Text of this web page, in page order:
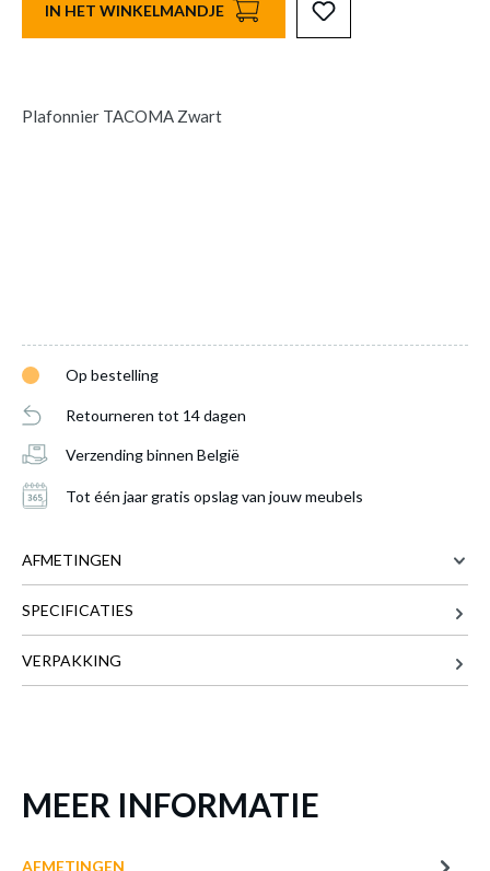
IN HET WINKELMANDJE
Plafonnier TACOMA Zwart
Op bestelling
Retourneren tot 14 dagen
Verzending binnen België
Tot één jaar gratis opslag van jouw meubels
AFMETINGEN
DIEPTE
HOOGTE 7 cm
SPECIFICATIES
VERPAKKING
MEER INFORMATIE
AFMETINGEN
Plafonnier TACOMA Zwart met
geïntegreerde LED is toegevoegd aan je
GEÏNTEGREERDE LED